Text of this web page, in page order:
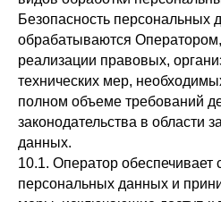
Безопасность персональных
обрабатываются
реализации правовых,
технических мер,
полном объеме требований
законодательства в области
данных.
10.1. Оператор обеспечивает
персональных данных и